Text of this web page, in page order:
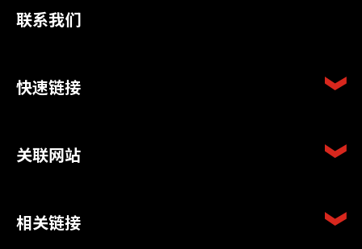
联系我们
快速链接
关联网站
相关链接